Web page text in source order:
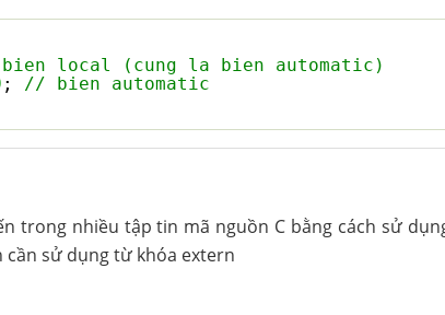
local (cung la bien automatic)
;
// bien automatic
trong nhiều tập tin mã nguồn C bằng cách sử
sử dụng từ khóa extern